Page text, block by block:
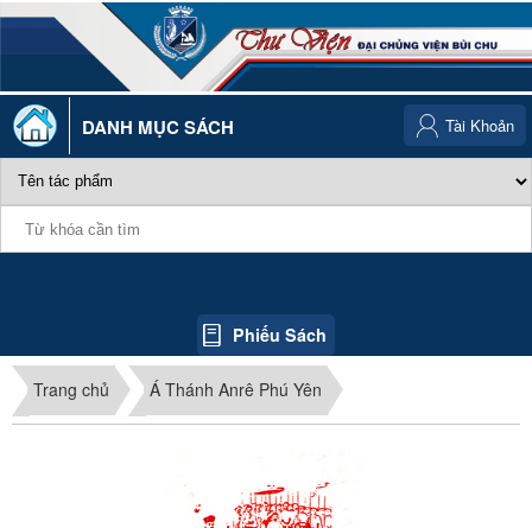
DANH MỤC SÁCH
Phiếu Sách
Tài Khoản
Trang chủ Á Thánh Anrê Phú Yên